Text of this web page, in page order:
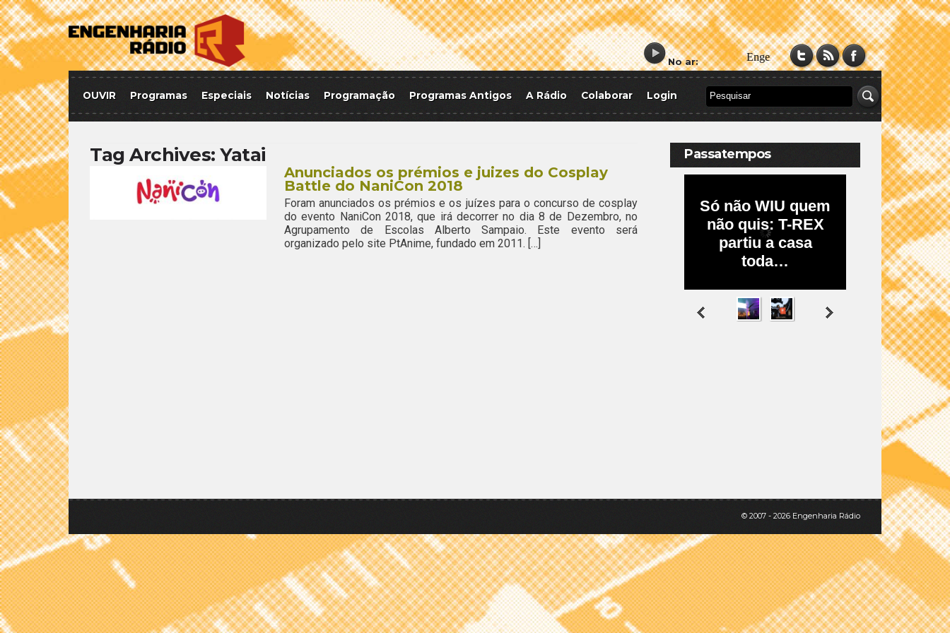
No ar:
OUVIR Programas Especiais Notícias Programação Programas Antigos A Rádio Colaborar Login
Tag Archives: Yatai
Anunciados os prémios e juizes do Cosplay
Battle do NaniCon 2018
Foram anunciados os prémios e os juízes para o concurso de cosplay
do evento NaniCon 2018, que irá decorrer no dia 8 de Dezembro, no
Agrupamento de Escolas Alberto Sampaio. Este evento será
organizado pelo site PtAnime, fundado em 2011. […]
Passatempos
© 2007 - 2026 Engenharia Rádio